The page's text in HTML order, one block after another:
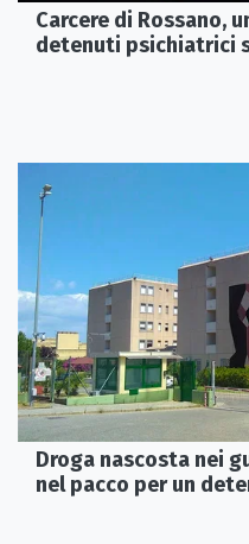
Carcere di Rossano,
detenuti psichiatrici
Droga nascosta nei
nel pacco per un